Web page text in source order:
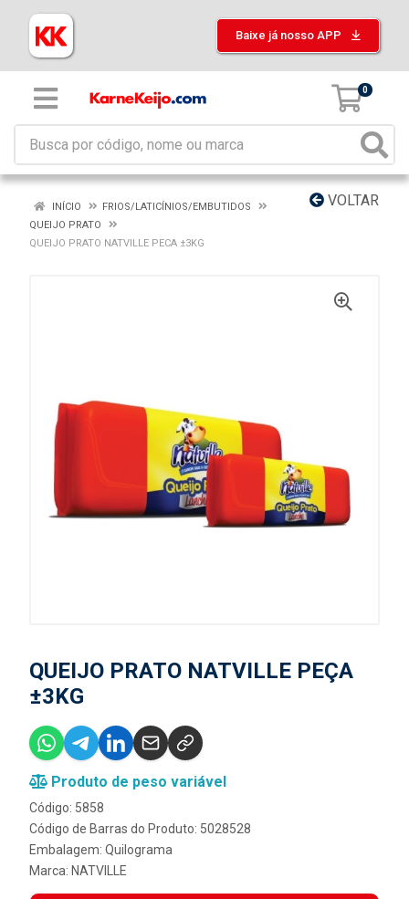
Baixe já nosso APP
0
VOLTAR
INÍCIO
FRIOS/LATICÍNIOS/EMBUTIDOS
QUEIJO PRATO
QUEIJO PRATO NATVILLE PECA ±3KG
QUEIJO PRATO NATVILLE PEÇA
±3KG
Produto de peso variável
Código: 5858
Código de Barras do Produto: 5028528
Embalagem: Quilograma
Marca: NATVILLE